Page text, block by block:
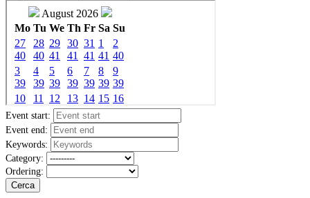
Event start:
Event end:
Keywords:
Category:
Ordering:
Cerca